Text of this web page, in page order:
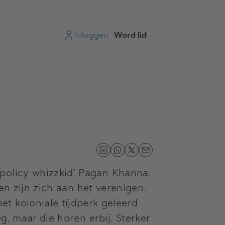
Inloggen Word lid
whizzkid’ Pagan Khanna,
zijn zich aan het verenigen.
koloniale tijdperk geleerd
maar die horen erbij. Sterker